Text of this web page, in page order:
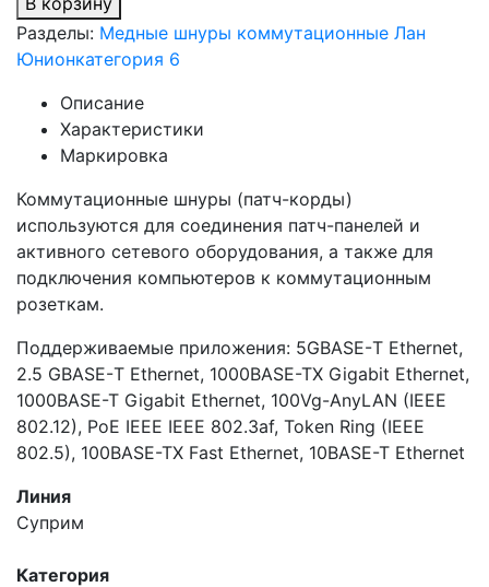
Разделы: Медные шнуры коммутационные Лан
Юнионкатегория 6
Описание
Характеристики
Маркировка
Коммутационные шнуры (патч-корды)
используются для соединения патч-панелей и
активного сетевого оборудования, а также для
подключения компьютеров к коммутационным
розеткам.
Поддерживаемые приложения: 5GBASE-Т Ethernet,
2.5 GBASE-Т Ethernet, 1000BASE-TX Gigabit Ethernet,
1000BASE-T Gigabit Ethernet, 100Vg-AnyLAN (IEEE
802.12), PoE IEEE IEEE 802.3af, Token Ring (IEEE
802.5), 100BASE-TX Fast Ethernet, 10BASE-T Ethernet
Линия
Суприм
Категория